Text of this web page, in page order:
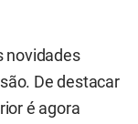
novidades
De destacar
é agora